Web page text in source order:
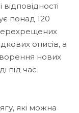
відповідності
понад 120
описів, а
нових
під час
які можна